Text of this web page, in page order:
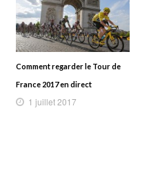
Comment regarder le Tour de
France 2017 en direct
1 juillet 2017